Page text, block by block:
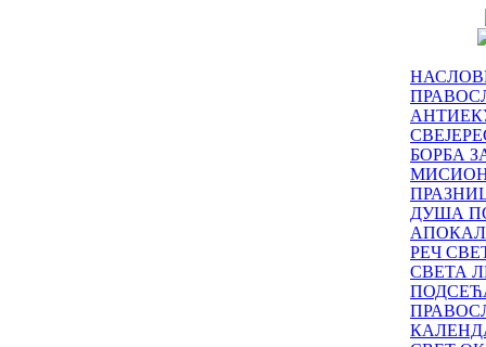
БОРБА
ДУША
РЕЧ
СВЕТА